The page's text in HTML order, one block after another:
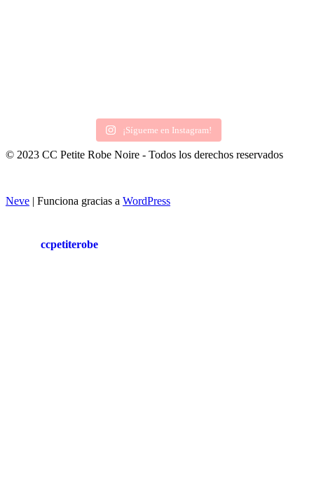
¡Sígueme en Instagram!
© 2023 CC Petite Robe Noire - Todos los derechos reservados
Neve | Funciona gracias a WordPress
ccpetiterobe